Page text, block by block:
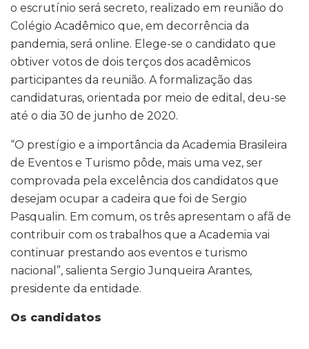
o escrutínio será secreto, realizado em reunião do
Colégio Acadêmico que, em decorrência da
pandemia, será online. Elege-se o candidato que
obtiver votos de dois terços dos acadêmicos
participantes da reunião. A formalização das
candidaturas, orientada por meio de edital, deu-se
até o dia 30 de junho de 2020.
“O prestígio e a importância da Academia Brasileira
de Eventos e Turismo pôde, mais uma vez, ser
comprovada pela excelência dos candidatos que
desejam ocupar a cadeira que foi de Sergio
Pasqualin. Em comum, os três apresentam o afã de
contribuir com os trabalhos que a Academia vai
continuar prestando aos eventos e turismo
nacional”, salienta Sergio Junqueira Arantes,
presidente da entidade.
Os candidatos